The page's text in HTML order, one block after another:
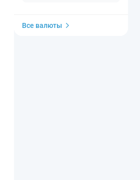
Все валюты